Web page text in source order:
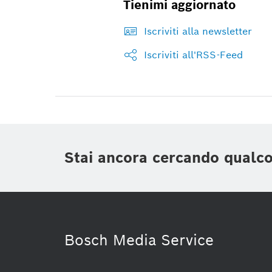
Tienimi aggiornato
Iscriviti alla newsletter
Iscriviti all'RSS-Feed
Stai ancora cercando
Bosch Media Service